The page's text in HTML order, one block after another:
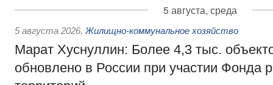
5 августа, среда
5 августа 2026, Жилищно-коммунальное хозяйство
Марат Хуснуллин: Более 4,3 тыс.
обновлено в России при участии Фонда